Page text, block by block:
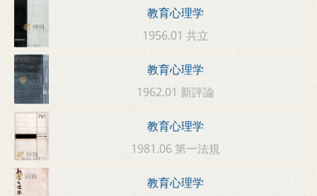
教育心理学
1956.01 共立
教育心理学
1962.01 新評論
教育心理学
1981.06 第一法規
教育心理学